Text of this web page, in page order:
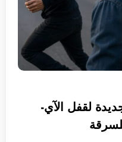
لقفل الآي-